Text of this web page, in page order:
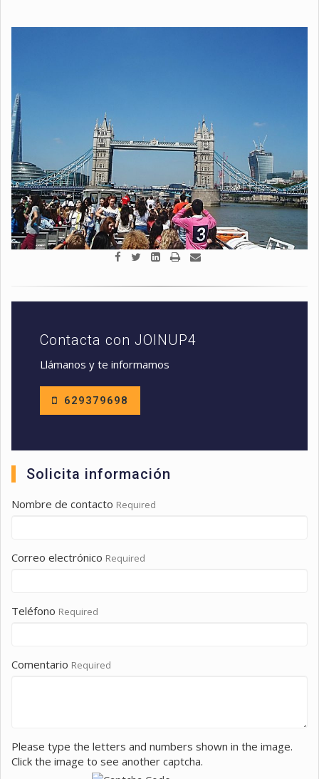
Contacta con JOINUP4
Llámanos y te informamos
629379698
Solicita información
Nombre de contacto Required
Correo electrónico Required
Teléfono Required
Comentario Required
Please type the letters and numbers shown in the image.
Click the image to see another captcha.